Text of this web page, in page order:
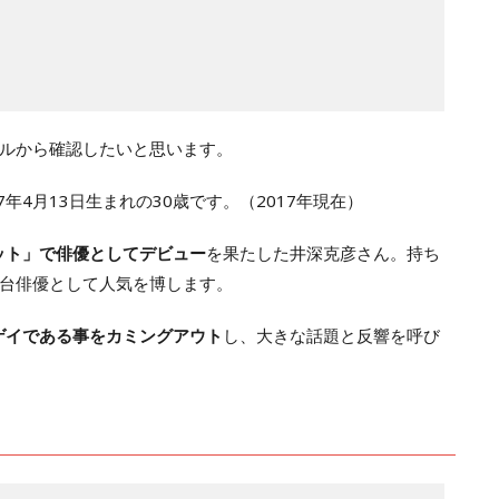
から確認したいと思います。
4月13日生まれの30歳です。（2017年現在）
」で俳優としてデビューを果たした井深克彦さん。持ち
俳優として人気を博します。
である事をカミングアウト し、大きな話題と反響を呼び